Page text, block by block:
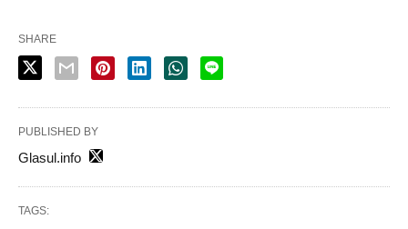
SHARE
PUBLISHED BY
Glasul.info
TAGS: